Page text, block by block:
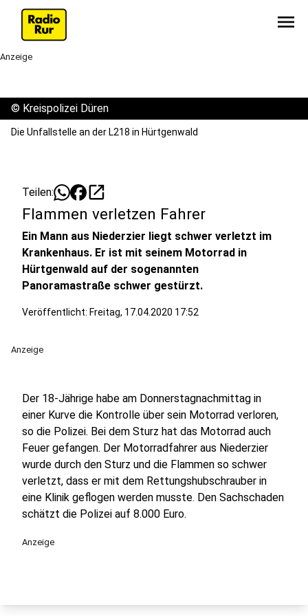
menu
Anzeige
© Kreispolizei Düren
Die Unfallstelle an der L218 in Hürtgenwald
Teilen: open_in_new
Flammen verletzen Fahrer
Ein Mann aus Niederzier liegt schwer verletzt im
Krankenhaus. Er ist mit seinem Motorrad in
Hürtgenwald auf der sogenannten
Panoramastraße schwer gestürzt.
Veröffentlicht: Freitag, 17.04.2020 17:52
Anzeige
Der 18-Jährige habe am Donnerstagnachmittag in
einer Kurve die Kontrolle über sein Motorrad verloren,
so die Polizei. Bei dem Sturz hat das Motorrad auch
Feuer gefangen. Der Motorradfahrer aus Niederzier
wurde durch den Sturz und die Flammen so schwer
verletzt, dass er mit dem Rettungshubschrauber in
eine Klinik geflogen werden musste. Den Sachschaden
schätzt die Polizei auf 8.000 Euro.
Anzeige